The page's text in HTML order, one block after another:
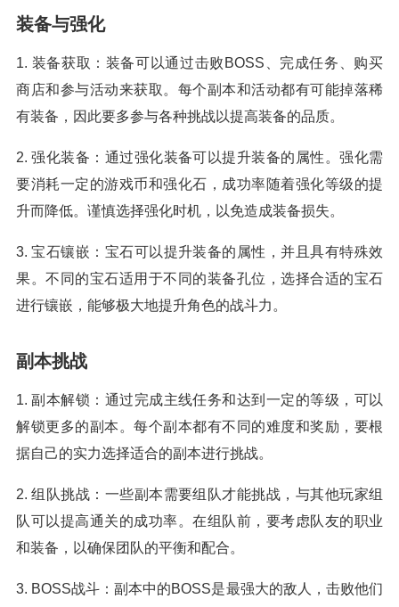
装备与强化
1. 装备获取：装备可以通过击败BOSS、完成任务、购买
商店和参与活动来获取。每个副本和活动都有可能掉落稀
有装备，因此要多参与各种挑战以提高装备的品质。
2. 强化装备：通过强化装备可以提升装备的属性。强化需
要消耗一定的游戏币和强化石，成功率随着强化等级的提
升而降低。谨慎选择强化时机，以免造成装备损失。
3. 宝石镶嵌：宝石可以提升装备的属性，并且具有特殊效
果。不同的宝石适用于不同的装备孔位，选择合适的宝石
进行镶嵌，能够极大地提升角色的战斗力。
副本挑战
1. 副本解锁：通过完成主线任务和达到一定的等级，可以
解锁更多的副本。每个副本都有不同的难度和奖励，要根
据自己的实力选择适合的副本进行挑战。
2. 组队挑战：一些副本需要组队才能挑战，与其他玩家组
队可以提高通关的成功率。在组队前，要考虑队友的职业
和装备，以确保团队的平衡和配合。
3. BOSS战斗：副本中的BOSS是最强大的敌人，击败他们